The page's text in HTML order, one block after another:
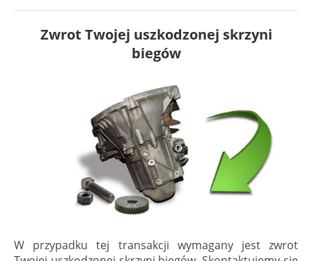
Zwrot Twojej uszkodzonej skrzyni
biegów
W przypadku tej transakcji wymagany jest zwrot